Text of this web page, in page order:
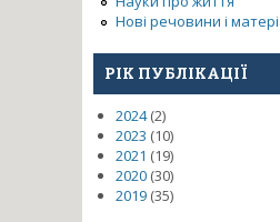
Нові речовини і
РІК ПУБЛІКАЦІЇ
2024(2)
2023 (10)
2021 (19)
2020 (30)
2019 (35)